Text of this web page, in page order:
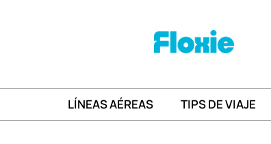
LÍNEAS AÉREAS TIPS DE VIAJE